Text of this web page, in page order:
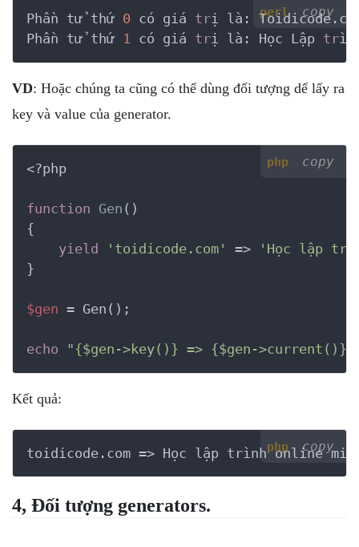
perl copy
Phần tử thứ 0 có giá trị là:
Phần tử thứ 1 có giá trị là: Học Lập tr
VD: Hoặc chúng ta cũng có thể dùng đối tượng dể lấy ra
key và value của generator.
php copy
<?php
function Gen ()
{
yield
'toidicode.com' =>
'Học lập
}
$gen = Gen();
echo "{$gen->key()} => {$gen->current()}"
Kết quả:
php copy
toidicode.com => Học lập trình online
4, Đối tượng generators.